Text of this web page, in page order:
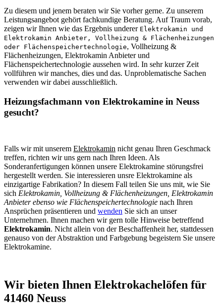
Zu diesem und jenem beraten wir Sie vorher gerne. Zu unserem
Leistungsangebot gehört fachkundige Beratung. Auf Traum vorab,
zeigen wir Ihnen wie das Ergebnis underer Elektrokamin und
Elektrokamin Anbieter, Vollheizung & Flächenheizungen
oder Flächenspeichertechnologie, Vollheizung &
Flächenheizungen, Elektrokamin Anbieter und
Flächenspeichertechnologie aussehen wird. In sehr kurzer Zeit
vollführen wir manches, dies und das. Unproblematische Sachen
verwenden wir dabei ausschließlich.
Heizungsfachmann von Elektrokamine in Neuss
gesucht?
Falls wir mit unserem Elektrokamin nicht genau Ihren Geschmack
treffen, richten wir uns gern nach Ihren Ideen. Als
Sonderanfertigungen können unsere Elektrokamine störungsfrei
hergestellt werden. Sie interessieren unsre Elektrokamine als
einzigartige Fabrikation? In diesem Fall teilen Sie uns mit, wie Sie
sich Elektrokamin, Vollheizung & Flächenheizungen, Elektrokamin
Anbieter ebenso wie Flächenspeichertechnologie nach Ihren
Ansprüchen präsentieren und wenden Sie sich an unser
Unternehmen. Ihnen machen wir gern tolle Hinweise betreffend
Elektrokamin. Nicht allein von der Beschaffenheit her, stattdessen
genauso von der Abstraktion und Farbgebung begeistern Sie unsere
Elektrokamine.
Wir bieten Ihnen Elektrokachelöfen für
41460 Neuss